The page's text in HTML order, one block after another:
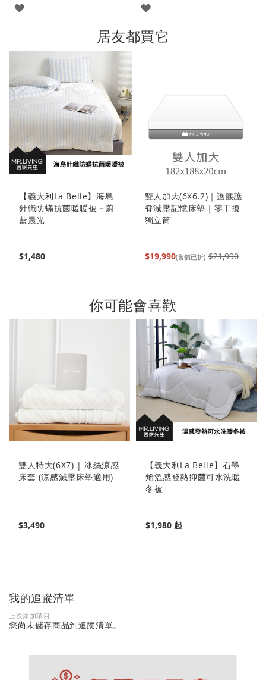
登
登
居友都買它
【義大利La Belle】海島
針織防蟎抗菌暖暖被－蔚
藍晨光
$1,480
雙人加大(6X6.2)｜護腰護
脊減壓記憶床墊｜零干擾
獨立筒
$19,990(售價已折) $21,990
你可能會喜歡
雙人特大(6X7) | 冰絲涼感
床套 (涼感減壓床墊適用)
$3,490
【義大利La Belle】石墨
烯溫感發熱抑菌可水洗暖
冬被
$1,980 起
我的追蹤清單
上次添加項目
您尚未儲存商品到追蹤清單。